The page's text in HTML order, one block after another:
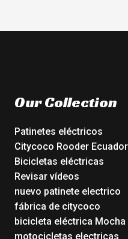
Our Collection
Patinetes eléctricos
Citycoco Rooder Ecuador
Bicicletas eléctricas
Revisar vídeos
nuevo patinete electrico
fábrica de citycoco
bicicleta eléctrica Mocha
motocicletas electricas